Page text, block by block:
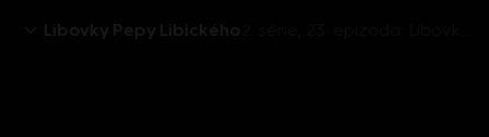
Libovky Pepy Libického